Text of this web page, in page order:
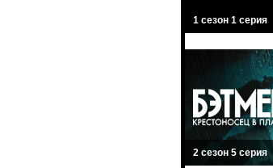
1 сезон 1 серия
2 сезон 5 серия